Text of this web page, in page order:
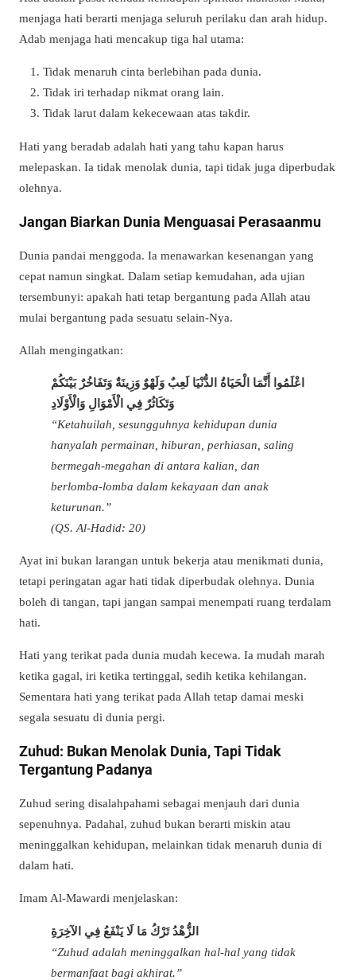
menjaga hati berarti menjaga seluruh perilaku dan arah hidup.
Adab menjaga hati mencakup tiga hal utama:
Tidak menaruh cinta berlebihan pada dunia.
Tidak iri terhadap nikmat orang lain.
Tidak larut dalam kekecewaan atas takdir.
Hati yang beradab adalah hati yang tahu kapan harus
melepaskan. Ia tidak menolak dunia, tapi tidak juga diperbudak
olehnya.
Jangan Biarkan Dunia Menguasai Perasaanmu
Dunia pandai menggoda. Ia menawarkan kesenangan yang
cepat namun singkat. Dalam setiap kemudahan, ada ujian
tersembunyi: apakah hati tetap bergantung pada Allah atau
mulai bergantung pada sesuatu selain-Nya.
Allah mengingatkan:
اعْلَمُوا أَنَّمَا الْحَيَاةُ الدُّنْيَا لَعِبٌ وَلَهْوٌ وَزِينَةٌ وَتَفَاخُرٌ بَيْنَكُمْ
وَتَكَاثُرٌ فِي الْأَمْوَالِ وَالْأَوْلَادِ
“Ketahuilah, sesungguhnya kehidupan dunia
hanyalah permainan, hiburan, perhiasan, saling
bermegah-megahan di antara kalian, dan
berlomba-lomba dalam kekayaan dan anak
keturunan.”
(QS. Al-Hadid: 20)
Ayat ini bukan larangan untuk bekerja atau menikmati dunia,
tetapi peringatan agar hati tidak diperbudak olehnya. Dunia
boleh di tangan, tapi jangan sampai menempati ruang terdalam
hati.
Hati yang terikat pada dunia mudah kecewa. Ia mudah marah
ketika gagal, iri ketika tertinggal, sedih ketika kehilangan.
Sementara hati yang terikat pada Allah tetap damai meski
segala sesuatu di dunia pergi.
Zuhud: Bukan Menolak Dunia, Tapi Tidak
Tergantung Padanya
Zuhud sering disalahpahami sebagai menjauh dari dunia
sepenuhnya. Padahal, zuhud bukan berarti miskin atau
meninggalkan kehidupan, melainkan tidak menaruh dunia di
dalam hati.
Imam Al-Mawardi menjelaskan:
الزُّهْدُ تَرْكُ مَا لَا يَنْفَعُ فِي الآخِرَةِ
“Zuhud adalah meninggalkan hal-hal yang tidak
bermanfaat bagi akhirat.”